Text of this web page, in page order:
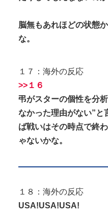
脳無もあれほどの状態
な。
１７：海外の反応
>>１６
弔がスターの個性を分
なかった理由がない”と
ば戦いはその時点で終
ゃないかな。
１８：海外の反応
USA!USA!USA!